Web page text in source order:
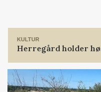
KULTUR
Herregård holder